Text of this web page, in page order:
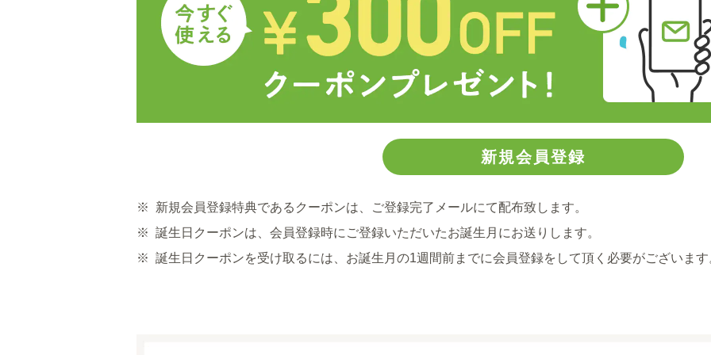
※
新規会員登録特典であるクーポンは、ご登録完了メールにて配布致します。
※ 誕生日クーポンは、会員登録時にご登録いただいたお誕生月にお送りします。
※ 誕生日クーポンを受け取るには、お誕生月の1週間前までに会員登録をして頂く必要がございます